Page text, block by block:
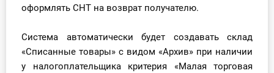
оформлять СНТ на возврат получателю.
Система автоматически будет создавать склад
«Списанные товары» с видом «Архив» при наличии
у налогоплательщика критерия «Малая торговая